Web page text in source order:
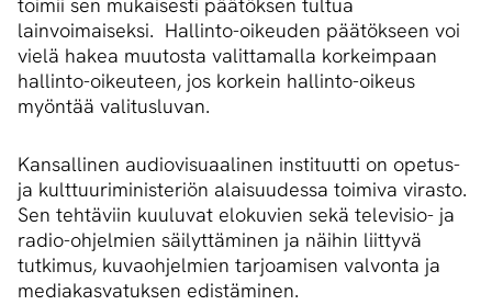
lainvoimaiseksi. Hallinto-oikeuden päätökseen voi
vielä hakea muutosta valittamalla korkeimpaan
hallinto-oikeuteen, jos korkein hallinto-oikeus
myöntää valitusluvan.
Kansallinen audiovisuaalinen instituutti on opetus-
ja kulttuuriministeriön alaisuudessa toimiva virasto.
Sen tehtäviin kuuluvat elokuvien sekä televisio- ja
radio-ohjelmien säilyttäminen ja näihin liittyvä
tutkimus, kuvaohjelmien tarjoamisen valvonta ja
mediakasvatuksen edistäminen.